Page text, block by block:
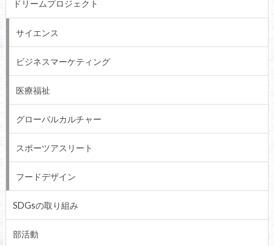
ドリームプロジェクト
サイエンス
ビジネスマーケティング
医療福祉
グローバルカルチャー
スポーツアスリート
フードデザイン
SDGsの取り組み
部活動